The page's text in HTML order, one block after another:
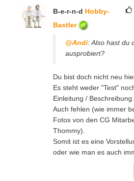
B-e-r-n-d Hobby-
Bastler
@Andi: Also hast du
ausprobiert?
Du bist doch nicht neu
Es steht weder "Test"
Einleitung / Beschreibung.
Auch fehlen (wie immer
Fotos von den CG
Thommy).
Somit ist es eine
oder wie man es auch